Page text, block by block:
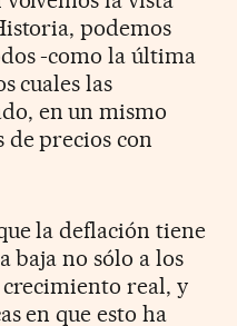
podemos
-como la última
cuales las
en un mismo
de precios con
la deflación tiene
baja no sólo a los
real, y
en que esto ha